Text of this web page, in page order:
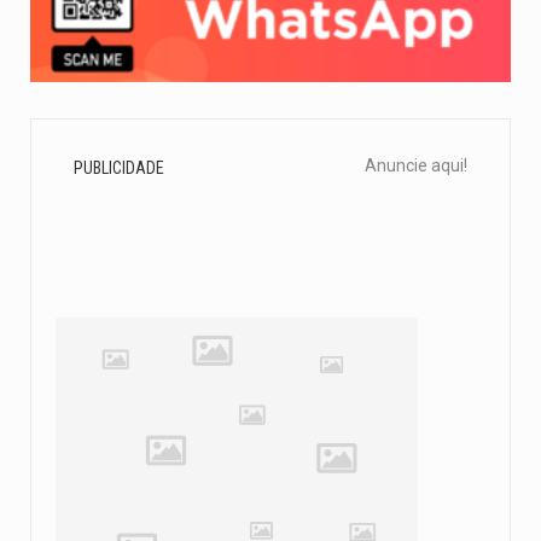
PUBLICIDADE Anuncie aqui!